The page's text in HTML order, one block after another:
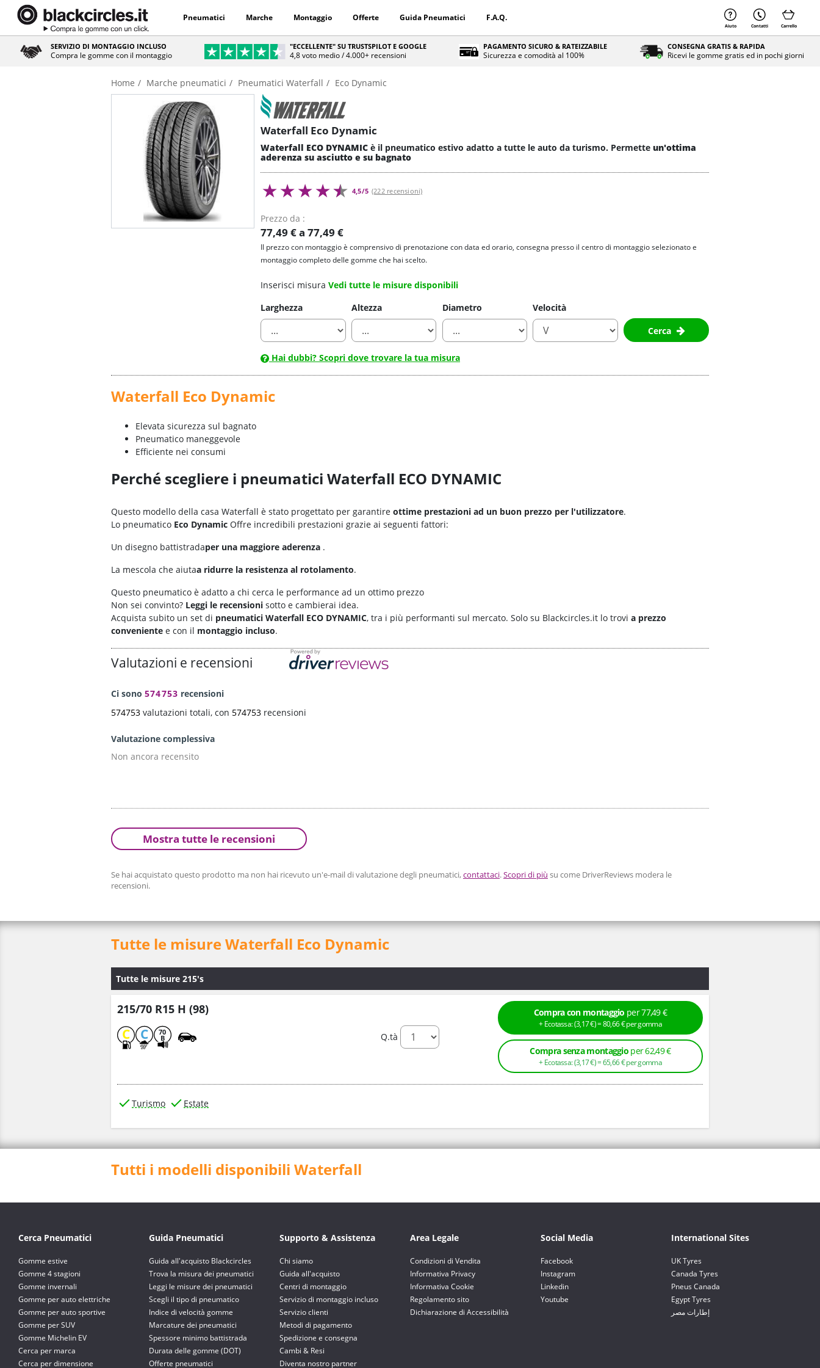
Pneumatici Marche Montaggio Offerte Guida Pneumatici F.A.Q.
Aiuto Contatti Carrello
SERVIZIO DI MONTAGGIO INCLUSO
Compra le gomme con il montaggio
"ECCELLENTE" SU TRUSTSPILOT E GOOGLE
4,8 voto medio / 4.000+ recensioni
PAGAMENTO SICURO & RATEIZZABILE
Sicurezza e comodità al 100%
CONSEGNA GRATIS & RAPIDA
Ricevi le gomme gratis ed in pochi giorni
Home Marche pneumatici Pneumatici Waterfall Eco Dynamic
Waterfall Eco Dynamic
Waterfall ECO DYNAMIC è il pneumatico estivo adatto a tutte le auto da turismo. Permette un'ottima
aderenza su asciutto e su bagnato
4,5/5 (222 recensioni)
Prezzo da :
77,49 € a 77,49 €
Il prezzo con montaggio è comprensivo di prenotazione con data ed orario, consegna presso il centro di montaggio selezionato e
montaggio completo delle gomme che hai scelto.
Inserisci misura Vedi tutte le misure disponibili
Larghezza
Altezza Diametro
Velocità
Cerca
Hai dubbi? Scopri dove trovare la tua misura
Waterfall Eco Dynamic
Elevata sicurezza sul bagnato
Pneumatico maneggevole
Efficiente nei consumi
Perché scegliere i pneumatici Waterfall ECO DYNAMIC
Questo modello della casa Waterfall è stato progettato per garantire ottime prestazioni ad un buon prezzo per l'utilizzatore.
Lo pneumatico Eco Dynamic Offre incredibili prestazioni grazie ai seguenti fattori:
Un disegno battistradaper una maggiore aderenza .
La mescola che aiutaa ridurre la resistenza al rotolamento.
Questo pneumatico è adatto a chi cerca le performance ad un ottimo prezzo
Non sei convinto? Leggi le recensioni sotto e cambierai idea.
Acquista subito un set di pneumatici Waterfall ECO DYNAMIC, tra i più performanti sul mercato. Solo su Blackcircles.it lo trovi a prezzo
conveniente e con il montaggio incluso.
Valutazioni e recensioni
Ci sono 574753 recensioni
574753 valutazioni totali, con 574753 recensioni
Valutazione complessiva
Non ancora recensito
Mostra tutte le recensioni
Se hai acquistato questo prodotto ma non hai ricevuto un'e-mail di valutazione degli pneumatici,contattaci.Scopri di più su come DriverReviews modera le
recensioni.
Tutte le misure Waterfall Eco Dynamic
Tutte le misure 215's
215/70 R15 H (98)
C C 70
B Q.tà
Compra con montaggio per 77,49 €
+ Ecotassa: (3,17€ ) =80,66€per gomma
Compra senza montaggio per 62,49 €
+ Ecotassa: (3,17€ ) =65,66€per gomma
Turismo Estate
Tutti i modelli disponibili Waterfall
Cerca Pneumatici
Gomme estive
Gomme 4 stagioni
Gomme invernali
Gomme per auto elettriche
Gomme per auto sportive
Gomme per SUV
Gomme Michelin EV
Cerca per marca
Cerca per dimensione
Guida Pneumatici
Guida all'acquisto Blackcircles
Trova la misura dei pneumatici
Leggi le misure dei pneumatici
Scegli il tipo di pneumatico
Indice di velocità gomme
Marcature dei pneumatici
Spessore minimo battistrada
Durata delle gomme (DOT)
Offerte pneumatici
Supporto & Assistenza
Chi siamo
Guida all'acquisto
Centri di montaggio
Servizio di montaggio incluso
Servizio clienti
Metodi di pagamento
Spedizione e consegna
Cambi & Resi
Diventa nostro partner
Area Legale
Condizioni di Vendita
Informativa Privacy
Informativa Cookie
Regolamento sito
Dichiarazione di Accessibilità
Social Media
Facebook
Instagram
Linkedin
Youtube
International Sites
UK Tyres
Canada Tyres
Pneus Canada
Egypt Tyres
إطارات مصر